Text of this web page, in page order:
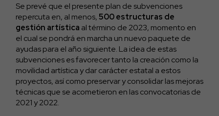
Se prevé que el presente plan de subvenciones
repercuta en, al menos,500 estructuras de
gestión artística al término de 2023, momento en
el cual se pondrá en marcha un nuevo paquete de
ayudas para el año siguiente. La idea de estas
subvenciones es favorecer tanto la creación como la
movilidad artística y dar carácter estatal a estos
proyectos, así como preservar y consolidar las mejoras
técnicas que se acometieron en las convocatorias de
2021 y 2022.